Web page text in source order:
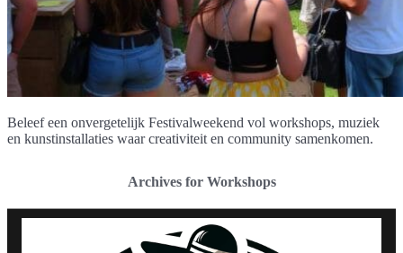
Beleef een onvergetelijk Festivalweekend vol workshops, muziek
en kunstinstallaties waar creativiteit en community samenkomen.
Archives for Workshops